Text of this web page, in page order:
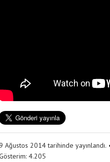
9 Ağustos 2014 tarihinde yayınlandı.
4.205